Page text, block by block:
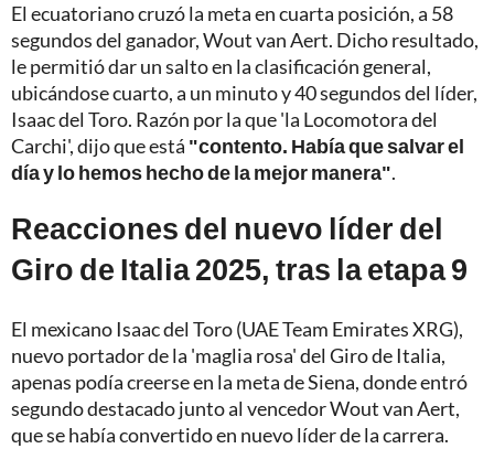
El ecuatoriano cruzó la meta en cuarta posición, a 58
segundos del ganador, Wout van Aert. Dicho resultado,
le permitió dar un salto en la clasificación general,
ubicándose cuarto, a un minuto y 40 segundos del líder,
Isaac del Toro. Razón por la que 'la Locomotora del
Carchi', dijo que está "contento. Había que salvar el
día y lo hemos hecho de la mejor manera".
Reacciones del nuevo líder del
Giro de Italia 2025, tras la etapa 9
El mexicanoIsaac del Toro (UAE Team Emirates XRG),
nuevo portador de la 'maglia rosa' del Giro de Italia,
apenas podía creerse en la meta de Siena, donde entró
segundo destacado junto al vencedor Wout van Aert,
que se había convertido en nuevo líder de la carrera.